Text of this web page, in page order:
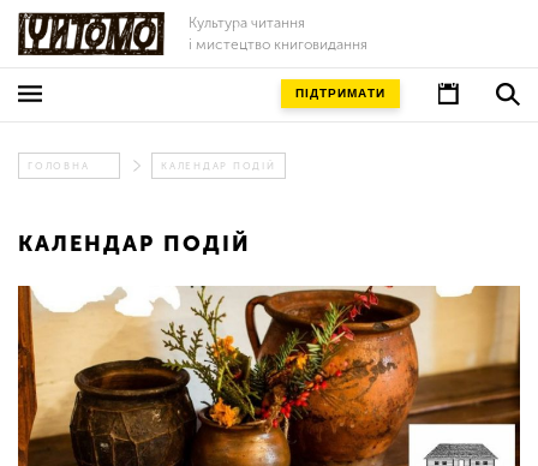
Культура читання
і мистецтво книговидання
ПІДТРИМАТИ
ГОЛОВНА КАЛЕНДАР ПОДІЙ
КАЛЕНДАР ПОДІЙ